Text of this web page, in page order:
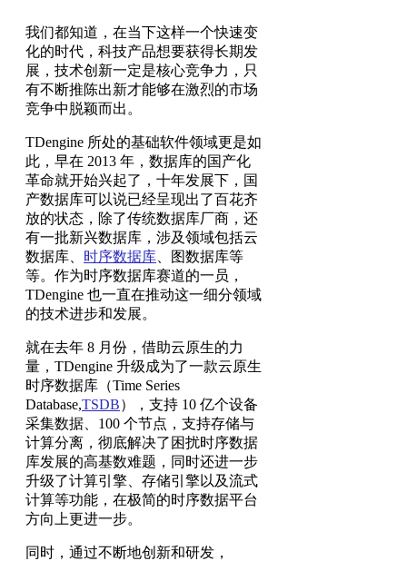
我们都知道，在当下这样一个快速变
化的时代，科技产品想要获得长期发
展，技术创新一定是核心竞争力，只
有不断推陈出新才能够在激烈的市场
竞争中脱颖而出。
TDengine 所处的基础软件领域更是如
此，早在 2013 年，数据库的国产化
革命就开始兴起了，十年发展下，国
产数据库可以说已经呈现出了百花齐
放的状态，除了传统数据库厂商，还
有一批新兴数据库，涉及领域包括云
数据库、 时序数据库 、图数据库等
等。作为时序数据库赛道的一员，
TDengine 也一直在推动这一细分领域
的技术进步和发展。
就在去年 8 月份，借助云原生的力
量，TDengine 升级成为了一款云原生
时序数据库（Time Series
Database,TSDB），支持 10 亿个设备
采集数据、100 个节点，支持存储与
计算分离，彻底解决了困扰时序数据
库发展的高基数难题，同时还进一步
升级了计算引擎、存储引擎以及流式
计算等功能，在极简的时序数据平台
方向上更进一步。
同时，通过不断地创新和研发，